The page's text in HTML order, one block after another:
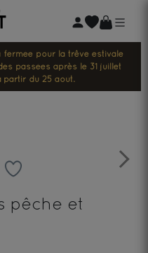
fermée pour la trêve estivale
passées après le 31 juillet
partir du 25 août.
Next
pêche et